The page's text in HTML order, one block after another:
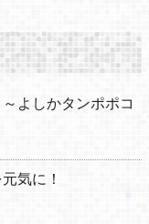
よしかタンポポコ
気に！